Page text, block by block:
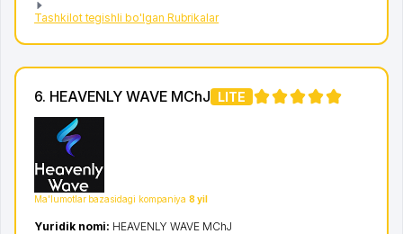
Tashkilot tegishli bo'lgan Rubrikalar
6. HEAVENLY WAVE MChJ LITE
Ma'lumotlar bazasidagi kompaniya8 yil
Yuridik nomi: HEAVENLY WAVE MChJ